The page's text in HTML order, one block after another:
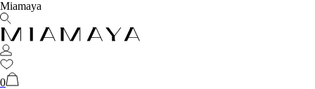
Miamaya
0